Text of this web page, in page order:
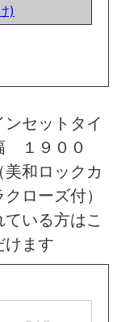
)
セットタイ
１９００
和ロックカ
ローズ付）
いる方はこ
けます